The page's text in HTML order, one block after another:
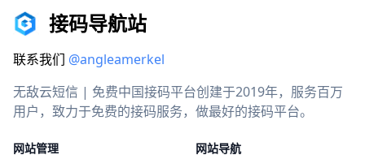
接码导航站
联系我们 @angleamerkel
无敌云短信 | 免费中国接码平台创建于2019年，服务百万
用户，致力于免费的接码服务，做最好的接码平台。
网站管理 网站导航